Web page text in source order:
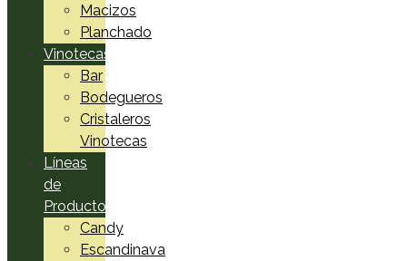
Macizos
Planchado
Vinotecas
Bar
Bodegueros
Cristaleros
Vinotecas
Líneas
de
Productos
Candy
Escandinava